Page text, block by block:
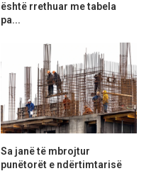
është rrethuar me tabela
pa...
Sa janë të mbrojtur
punëtorët e ndërtimtarisë